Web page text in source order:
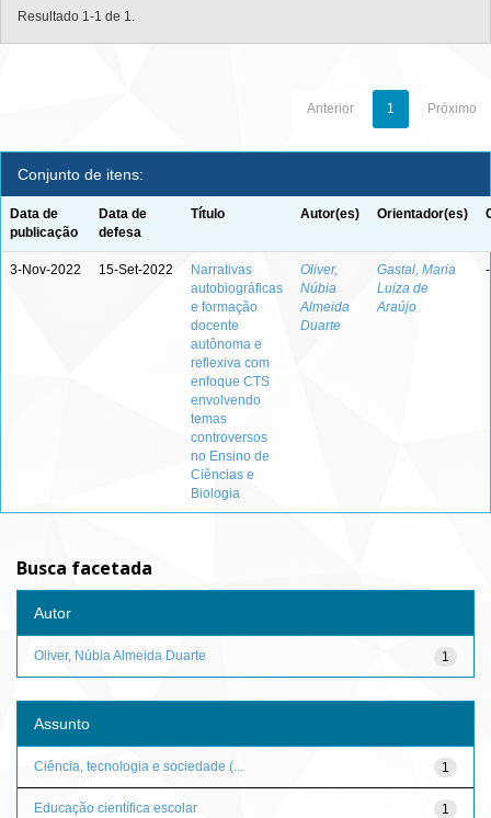
Resultado 1-1 de 1.
Anterior 1 Próximo
Conjunto de itens:
Data de
publicação
Data de
defesa
Título Autor(es) Orientador(es)
3-Nov-2022 15-Set-2022
Narrativas
autobiográficas
e formação
docente
autônoma e
reflexiva com
enfoque CTS
envolvendo
temas
controversos
no Ensino de
Ciências e
Biologia
Oliver,
Núbia
Almeida
Duarte
Gastal, Maria
Luiza de
Araújo
-
Busca facetada
Autor
1
Oliver, Núbia Almeida Duarte
Assunto
1
Ciência, tecnologia e sociedade (...
1
Educação científica escolar